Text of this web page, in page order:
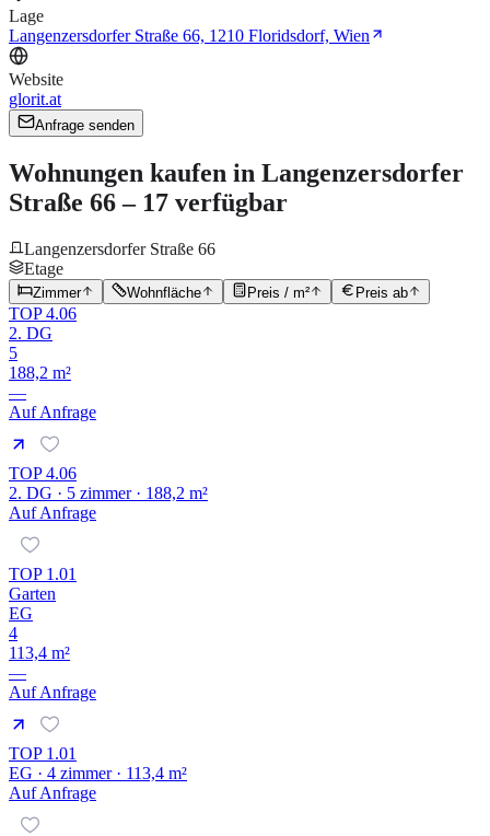
Lage
Langenzersdorfer Straße 66, 1210 Floridsdorf, Wien
Website
glorit.at
Anfrage senden
Wohnungen kaufen in Langenzersdorfer
Straße 66 – 17 verfügbar
Langenzersdorfer Straße 66
Etage
Zimmer Wohnfläche Preis / m² Preis ab
TOP 4.06
2. DG
5
188,2 m²
—
Auf Anfrage
TOP 4.06
2. DG · 5 zimmer · 188,2 m²
Auf Anfrage
TOP 1.01
Garten
EG
4
113,4 m²
—
Auf Anfrage
TOP 1.01
EG · 4 zimmer · 113,4 m²
Auf Anfrage